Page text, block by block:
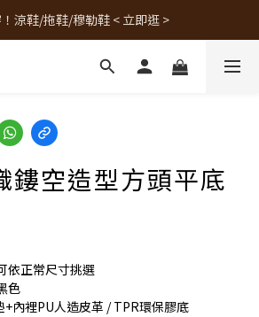
銷款！最新補貨 < 立即逛 >
涼鞋/拖鞋/穆勒鞋 < 立即逛 >
銷款！最新補貨 < 立即逛 >
空造型方頭平底
依正常尺寸挑選
色
內裡PU人造皮革 / TPR環保膠底